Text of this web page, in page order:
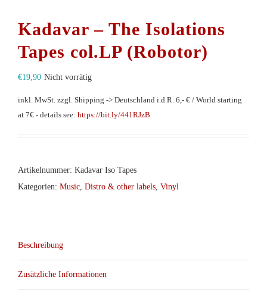
Kadavar – The Isolations
Tapes col.LP (Robotor)
€19,90 Nicht vorrätig
inkl. MwSt. zzgl. Shipping -> Deutschland i.d.R. 6,- € / World starting
at 7€ - details see: https://bit.ly/441RJzB
Artikelnummer: Kadavar Iso Tapes
Kategorien: Music, Distro & other labels, Vinyl
Beschreibung
Zusätzliche Informationen